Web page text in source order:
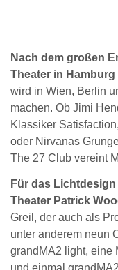
Nach dem großen
Theater in
wird in Wien, Berlin
machen. Ob Jimi
Klassiker
oder Nirvanas
The 27 Club vereint
Für das
Theater Patrick
Greil, der auch als
unter anderem neun
grandMA2 light, eine
und einmal